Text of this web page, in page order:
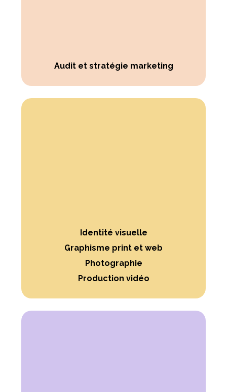
Audit et stratégie marketing
Identité visuelle
Graphisme print et web
Photographie
Production vidéo